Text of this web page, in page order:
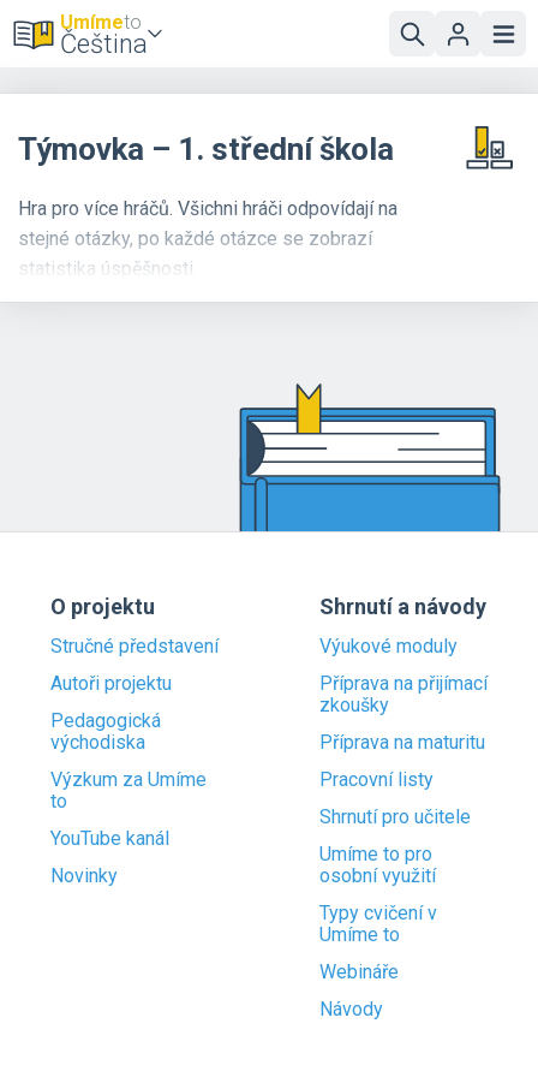
Umímeto
Čeština
Týmovka – 1. střední škola
Hra pro více hráčů. Všichni hráči odpovídají na
stejné otázky, po každé otázce se zobrazí
statistika úspěšnosti.
O projektu
Stručné představení
Autoři projektu
Pedagogická
východiska
Výzkum za Umíme
to
YouTube kanál
Novinky
Shrnutí a návody
Výukové moduly
Příprava na přijímací
zkoušky
Příprava na maturitu
Pracovní listy
Shrnutí pro učitele
Umíme to pro
osobní využití
Typy cvičení v
Umíme to
Webináře
Návody